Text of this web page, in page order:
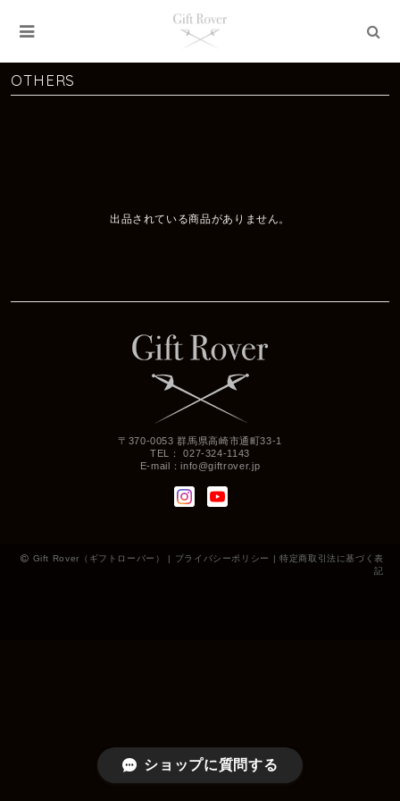
OTHERS
出品されている商品がありません。
〒370-0053 群馬県高崎市通町33-1
TEL： 027-324-1143
E-mail：info@giftrover.jp
Gift Rover（ギフトローバー） | プライバシーポリシー | 特定商取引法に基づく表
記
ショップに質問する